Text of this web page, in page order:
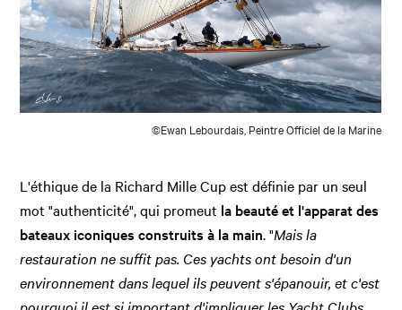
©Ewan Lebourdais, Peintre Officiel de la Marine
L'éthique de la Richard Mille Cup est définie par un seul
mot "authenticité", qui promeut la beauté et l'apparat des
bateaux iconiques construits à la main. "Mais la
restauration ne suffit pas. Ces yachts ont besoin d'un
environnement dans lequel ils peuvent s'épanouir, et c'est
pourquoi il est si important d'impliquer les Yacht Clubs